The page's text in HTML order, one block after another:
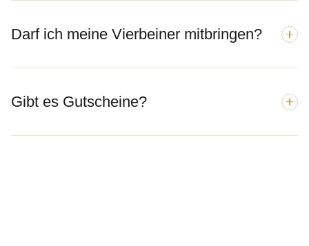
Darf ich meine Vierbeiner mitbringen?
Gibt es Gutscheine?